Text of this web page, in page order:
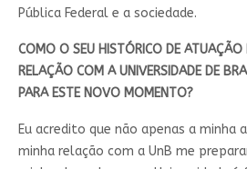
Pública Federal e a sociedade.
COMO O SEU HISTÓRICO DE ATUAÇÃO
RELAÇÃO COM A UNIVERSIDADE DE
PARA ESTE NOVO MOMENTO?
Eu acredito que não apenas a
minha relação com a UnB me